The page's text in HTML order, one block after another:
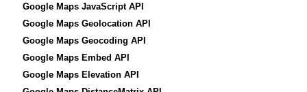
Google Maps JavaScript API
Google Maps Geolocation API
Google Maps Geocoding API
Google Maps Embed API
Google Maps Elevation API